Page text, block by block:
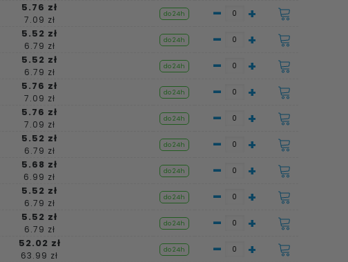
5.76 zł
7.09 zł do 24h - +
5.52 zł
6.79 zł do 24h - +
5.52 zł
6.79 zł do 24h - +
5.76 zł
7.09 zł do 24h - +
5.76 zł
7.09 zł do 24h - +
5.52 zł
6.79 zł do 24h - +
5.68 zł
6.99 zł do 24h - +
5.52 zł
6.79 zł do 24h - +
5.52 zł
6.79 zł do 24h - +
52.02 zł
63.99 zł do 24h - +